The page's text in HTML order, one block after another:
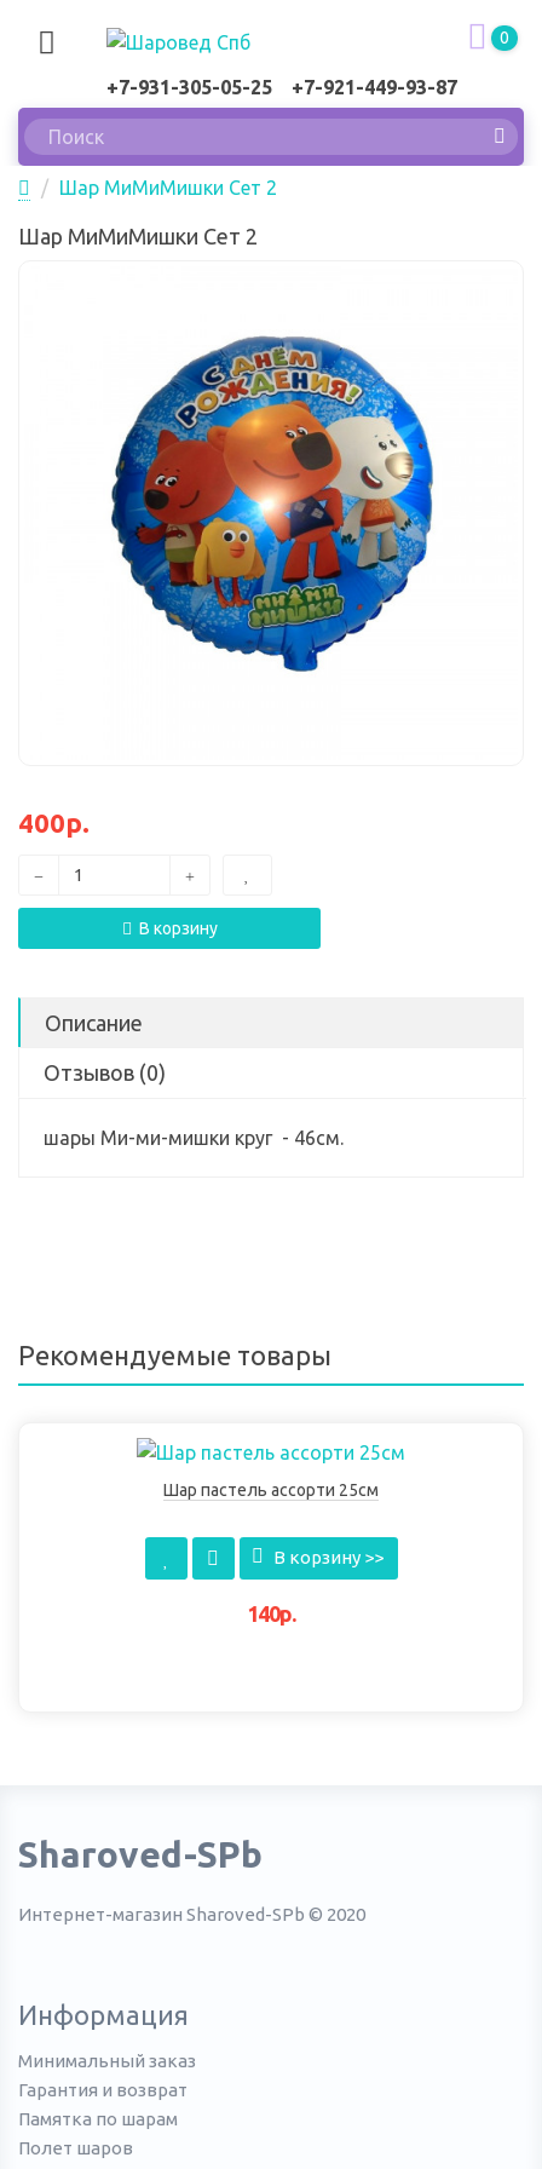
+7-931-305-05-25 +7-921-449-93-87
0
Шар МиМиМишки Сет 2
Шар МиМиМишки Сет 2
400р.
В корзину
Описание
Отзывов (0)
шары Ми-ми-мишки круг - 46см.
Рекомендуемые товары
Шар пастель ассорти 25см
В корзину >>
140р.
Sharoved-SPb
Интернет-магазин Sharoved-SPb © 2020
Информация
Минимальный заказ
Гарантия и возврат
Памятка по шарам
Полет шаров